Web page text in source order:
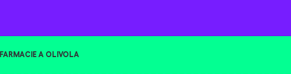
FARMACIE A OLIVOLA